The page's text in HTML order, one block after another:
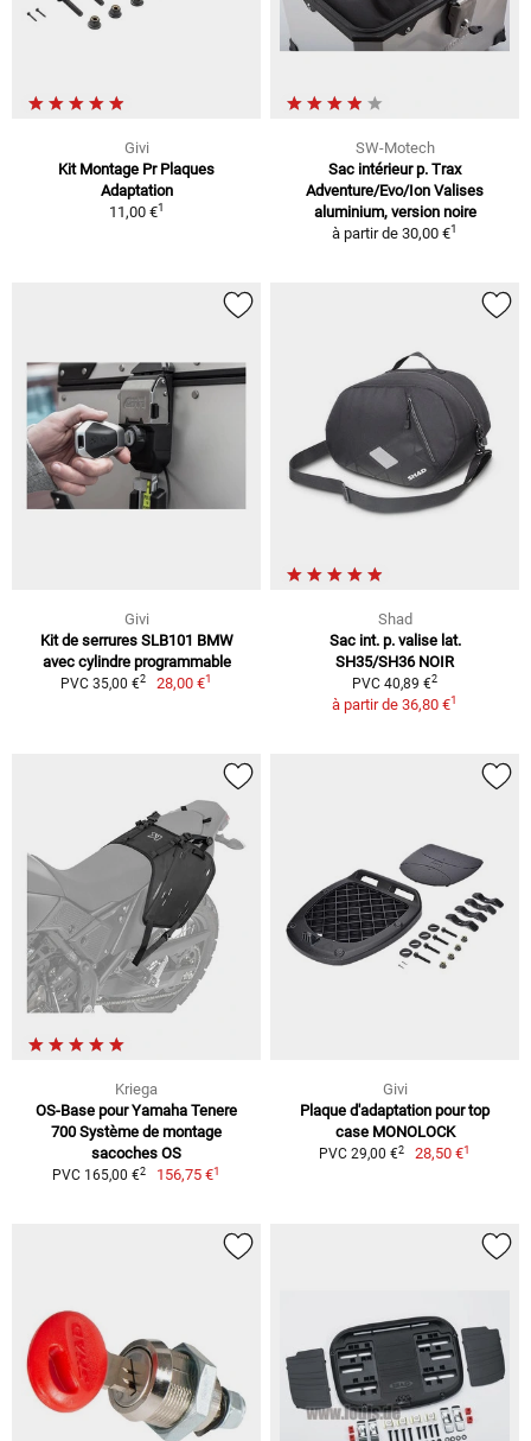
Givi
Kit Montage Pr Plaques
Adaptation
11,00 €1
SW-Motech
Sac intérieur p. Trax
Adventure/Evo/Ion Valises
aluminium, version noire
à partir de 30,00 €1
Givi
Kit de serrures SLB101 BMW
avec cylindre programmable
PVC 35,00 €2 28,00 €1
Shad
Sac int. p. valise lat.
SH35/SH36 NOIR
PVC 40,89 €2
à partir de 36,80 €1
Kriega
OS-Base pour Yamaha Tenere
700 Système de montage
sacoches OS
PVC 165,00 €2 156,75 €1
Givi
Plaque d'adaptation pour top
case MONOLOCK
PVC 29,00 €2 28,50 €1